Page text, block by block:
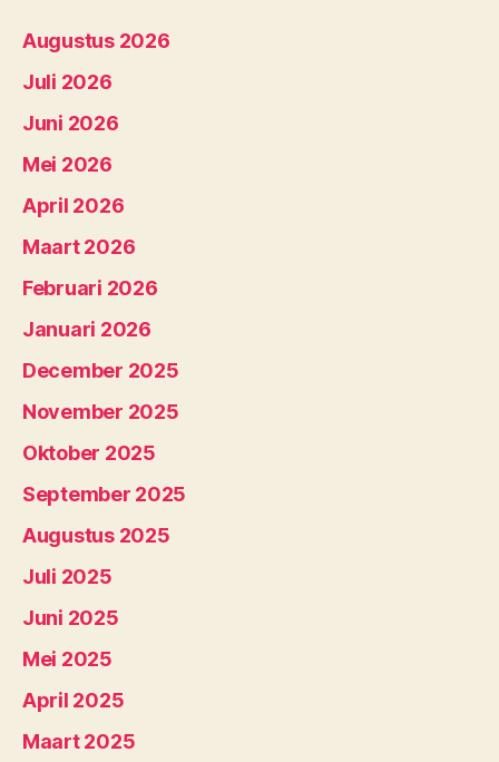
Augustus 2026
Juli 2026
Juni 2026
Mei 2026
April 2026
Maart 2026
Februari 2026
Januari 2026
December 2025
November 2025
Oktober 2025
September 2025
Augustus 2025
Juli 2025
Juni 2025
Mei 2025
April 2025
Maart 2025